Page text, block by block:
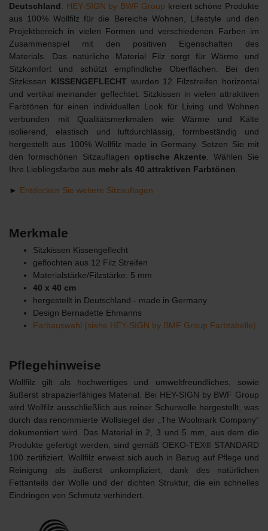
Deutschland
HEY-SIGN by BWF Group kreiert schöne Produkte
aus 100% Wollfilz für die Bereiche Wohnen, Lifestyle und den
Projektbereich in vielen Formen und verschiedenen Farben im
Zusammenspiel mit den positiven Eigenschaften des
Materials. Das natürliche Material Filz sorgt für Wärme und
Sitzkomfort und schützt empfindliche Oberflächen. Bei den
Sitzkissen KISSENGEFLECHT wurden 12 Filzstreifen horizontal
und vertikal ineinander geflechtet. Sitzkissen in vielen attraktiven
Farbtönen für einen individuellen Look für Living und Wohnen
verbunden mit Qualitätsmerkmalen wie Wärme und Kälte
isolierend, elastisch und luftdurchlässig, formbeständig und
hergestellt aus 100% Wollfilz made in Germany. Setzen Sie mit
den formschönen Sitzauflagen optische Akzente . Wählen Sie
Ihre Lieblingsfarbe aus mehr als 40 attraktiven Farbtönen
► Entdecken Sie weitere Sitzauflagen
Merkmale
Sitzkissen Kissengeflecht
geflochten aus 12 Filz Streifen
Materialstärke/Filzstärke: 5 mm
40 x 40 cm
hergestellt in Deutschland - made in Germany
Design Bernadette Ehmanns
Farbauswahl (siehe HEY-SIGN by BMF Group Farbtabelle)
Pflegehinweise
Wollfilz gilt als hochwertiges und umweltfreundliches, sowie
äußerst strapazierfähiges Material. Bei HEY-SIGN by BWF Group
wird Wollfilz ausschließlich aus reiner Schurwolle hergestellt, was
durch das renommierte Wollsiegel der „The Woolmark Company“
dokumentiert wird. Das Material in 2, 3 und 5 mm, aus dem die
Produkte gefertigt werden, sind gemäß OEKO-TEX® STANDARD
100 zertifiziert. Wollfilz erweist sich auch in Bezug auf Pflege und
Reinigung als äußerst unkompliziert, dank des natürlichen
Fettanteils der Wolle und der dichten Struktur, die ein schnelles
Eindringen von Schmutz verhindert.